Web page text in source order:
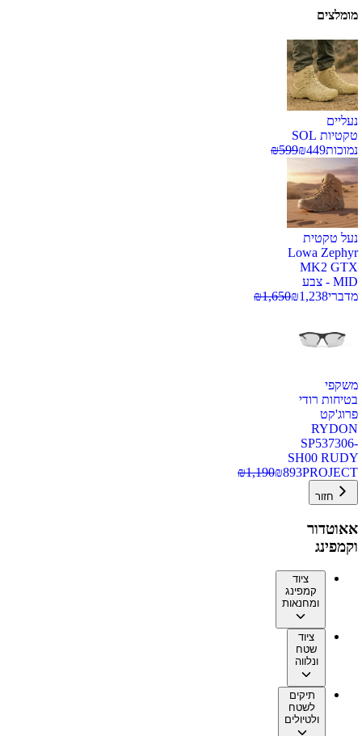
מומלצים
נעליים
טקטיות SOL
נמוכות
₪449
₪599
נעל טקטית
Lowa Zephyr
MK2 GTX
MID - צבע
מדברי
₪1,238
₪1,650
משקפי
בטיחות רודי
פרוג'קט
RYDON
SP537306-
SH00 RUDY
PROJECT
₪893
₪1,190
חזור
אאוטדור
וקמפינג
ציוד
קמפינג
ומחנאות
ציוד
שטח
ונלווה
תיקים
לשטח
ולטיולים